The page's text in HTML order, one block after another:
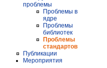
проблемы
Проблемы в
ядре
Проблемы
библиотек
Проблемы
стандартов
Публикации
Мероприятия